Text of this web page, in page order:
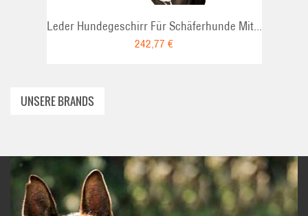
Leder Hundegeschirr Für Schäferhunde Mit...
242,77 €
UNSERE BRANDS